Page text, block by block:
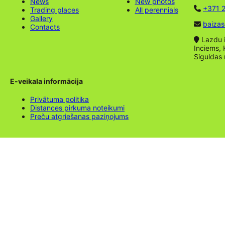
Trading places
Gallery
Contacts
All perennials
+371
Lazdu
Inciems,
Siguldas
E-veikala informācija
Privātuma politika
Distances pirkuma noteikumi
Preču atgriešanas paziņojums